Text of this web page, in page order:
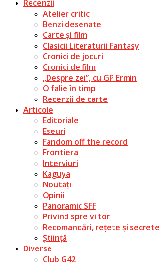
Recenzii
Atelier critic
Benzi desenate
Carte și film
Clasicii Literaturii Fantasy
Cronici de jocuri
Cronici de film
„Despre zei”, cu GP Ermin
O falie în timp
Recenzii de carte
Articole
Editoriale
Eseuri
Fandom off the record
Frontiera
Interviuri
Kaguya
Noutăți
Opinii
Panoramic SFF
Privind spre viitor
Recomandări, rețete și secrete
Știință
Diverse
Club G42